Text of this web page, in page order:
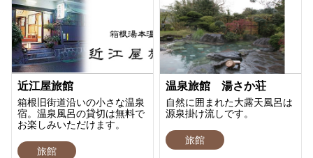
近江屋旅館
箱根旧街道沿いの小さな温泉
宿。温泉風呂の貸切は無料で
お楽しみいただけます。
旅館
温泉旅館 湯さか荘
自然に囲まれた大露天風呂は
源泉掛け流しです。
旅館